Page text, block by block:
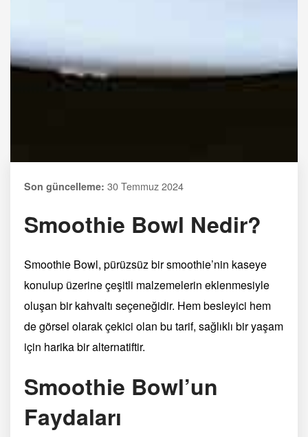
Son güncelleme: 30 Temmuz 2024
Smoothie Bowl Nedir?
Smoothie Bowl, pürüzsüz bir smoothie’nin kaseye
konulup üzerine çeşitli malzemelerin eklenmesiyle
oluşan bir kahvaltı seçeneğidir. Hem besleyici hem
de görsel olarak çekici olan bu tarif, sağlıklı bir yaşam
için harika bir alternatiftir.
Smoothie Bowl’un
Faydaları